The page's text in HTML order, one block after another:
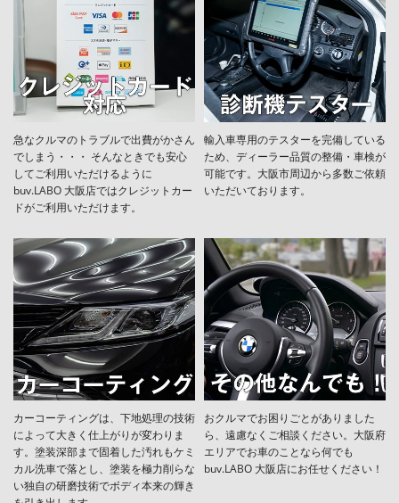
急なクルマのトラブルで出費がかさん
でしまう・・・ そんなときでも安心
してご利用いただけるように
buv.LABO 大阪店ではクレジットカー
ドがご利用いただけます。
輸入車専用のテスターを完備している
ため、ディーラー品質の整備・車検が
可能です。大阪市周辺から多数ご依頼
いただいております。
カーコーティングは、下地処理の技術
によって大きく仕上がりが変わりま
す。塗装深部まで固着した汚れもケミ
カル洗車で落とし、塗装を極力削らな
い独自の研磨技術でボディ本来の輝き
おクルマでお困りごとがありました
ら、遠慮なくご相談ください。大阪府
エリアでお車のことなら何でも
buv.LABO 大阪店にお任せください！